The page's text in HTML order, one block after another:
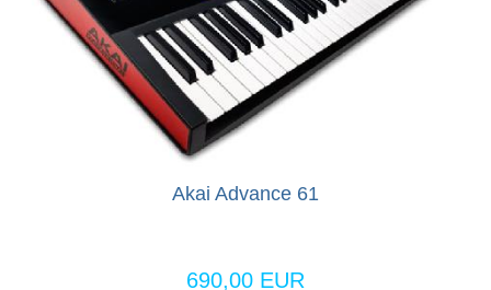
Akai Advance 61
690,00 EUR